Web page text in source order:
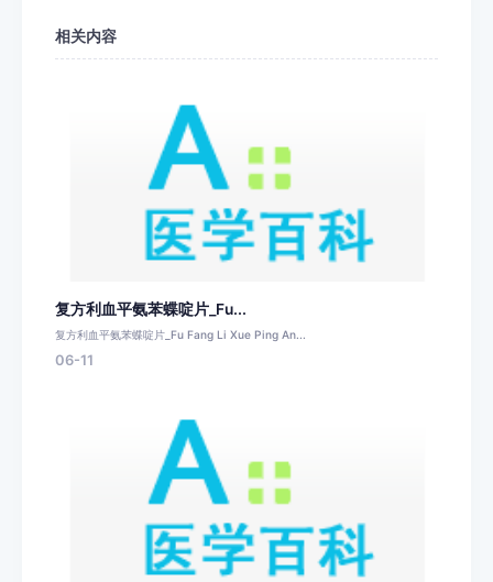
相关内容
复方利血平氨苯蝶啶片_Fu...
复方利血平氨苯蝶啶片_Fu Fang Li Xue Ping An...
06-11